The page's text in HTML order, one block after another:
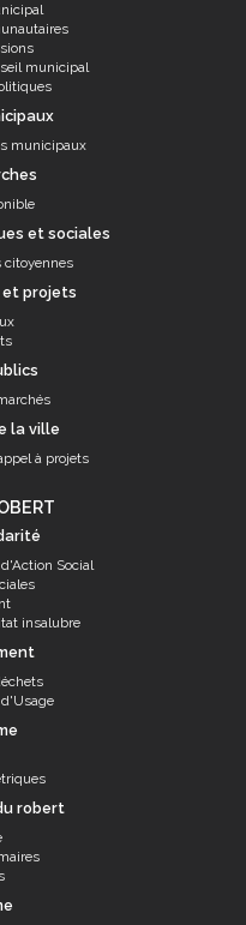
municipal
municipaux
et sociales
citoyennes
et projets
la ville
à projets
Social
insalubre
robert